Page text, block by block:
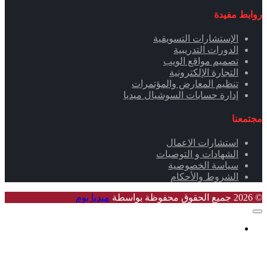
روابط مفيدة
الإستشارات التسويقية
الدورات التدريبية
تصميم مواقع الويب
التجارة الإلكترونية
تنظيم المعارض والمؤتمرات
إدارة حسابات السوشيال ميديا
مجتمعنا
استشارات الاعمال
الشهادات و التوصيات
سياسة الخصوصية
الشروط والأحكام
© 2026 جميع الحقوق محفوظة بواسطة ميديا بوم